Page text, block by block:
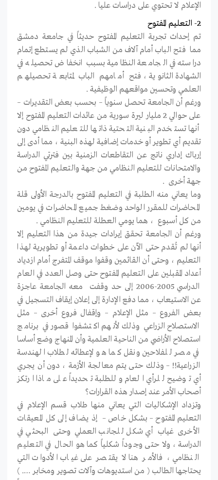
الإعلام لا تحتوي على دراسات عليا .
2- التعليم المفتوح
تم إحداث تجربة التعليم المفتوح حديثاً في جامعة دمشق
مما فتح الباب أمام آلاف من الشباب الذي لم يستطع إتمام
دراسته في الجامعة النظامية بسبب انخفاض تحصيله في
الشهادة الثانوية ، فتح أمامهم الباب لمتابعة تحصيلهم
العلمي وتحسين مواقعهم الوظيفية .
ورغم أن الجامعة تحصل سنوياً – بحسب بعض التقديرات –
على حوالي 2 مليار ليرة سورية من عائدات التعليم المفتوح إلا
أنها تستخدم البنية التحتية ذاتها للتعليم النظامي دون
تقديم أي تطوير أو خدمات إضافية لهذه البنية ، مما أدى إلى
إرباك إداري ناتج عن التقاطعات الزمنية بين فترتي الدراسة
والامتحانات للتعليم النظامي من جهة والتعليم المفتوح من
جهة أخرى .
وما يعاني منه الطلبة في التعليم المفتوح بالدرجة الأولى قلة
المحاضرات للمقرر الواحد وضغط جميع المحاضرات في يومين
من كل أسبوع ، هما يومي العطلة للتعليم النظامي .
ورغم أن الجامعة تحقق إيرادات جيدة من هذا التعليم إلا
أنها لم تُقدم حتى الآن على خطوات داعمة أو تطويرية لهذا
التعليم ، وحتى أن القائمين وقفوا موقف المتفرج أمام ازدياد
أعداد المقبلين على التعليم المفتوح حتى وصل العدد في العام
الدراسي 2005-2006 إلى حد وقفت معه الجامعة عاجزة
عن الاستيعاب ، مما دفع الإدارة إلى إعلان إيقاف التسجيل في
بعض الفروع – مثل الإعلام – وإقفال فروع أخرى – مثل
الاستصلاح الزراعي وذلك لأنهم اكتشفوا قصور في برنامج
استصلاح الأراضي من الناحية العلمية وأن المنهاج وضع أساسا
في مصر للفلاحين ونقل كما هو لإعطائه لطلاب الهندسة
الزراعية!! – وذلك حتى يتم معالجة الأزمة ، دون أن يجري
أي توضيح للرأي العام وللطلبة تحديداً على ماذا ارتكز
أصحاب الأمر عند إصدار هذه القرارات؟
وتزداد الإشكاليات التي يعاني منها طلاب قسم الإعلام في
التعليم المفتوح – بشكل خاص – إذ يضاف إلى كل المعيقات
الأخرى غياب أي شكل للجانب العملي وحتى البحثي في
الدراسة ، ولا حتى وجوداً شكلياً كما هو الحال في التعليم
النظامي ، فالأمر هنا لا يقتصر على غياب الأدوات التي
يحتاجها الطالب ( من استديوهات وآلات تصوير ومخابر …. )